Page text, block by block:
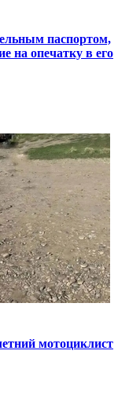
паспортом,
на опечатку в его
мотоциклист